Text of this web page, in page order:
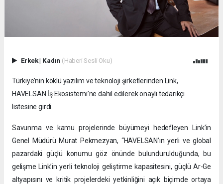
Erkek| Kadın (Haberi Sesli Oku)
Türkiye’nin köklü yazılım ve teknoloji şirketlerinden Link,
HAVELSAN İş Ekosistemi’ne dahil edilerek onaylı tedarikçi
listesine girdi.
Savunma ve kamu projelerinde büyümeyi hedefleyen Link’in
Genel Müdürü Murat Pekmezyan, “HAVELSAN’ın yerli ve global
pazardaki güçlü konumu göz önünde bulundurulduğunda, bu
gelişme Link’in yerli teknoloji geliştirme kapasitesini, güçlü Ar-Ge
altyapısını ve kritik projelerdeki yetkinliğini açık biçimde ortaya